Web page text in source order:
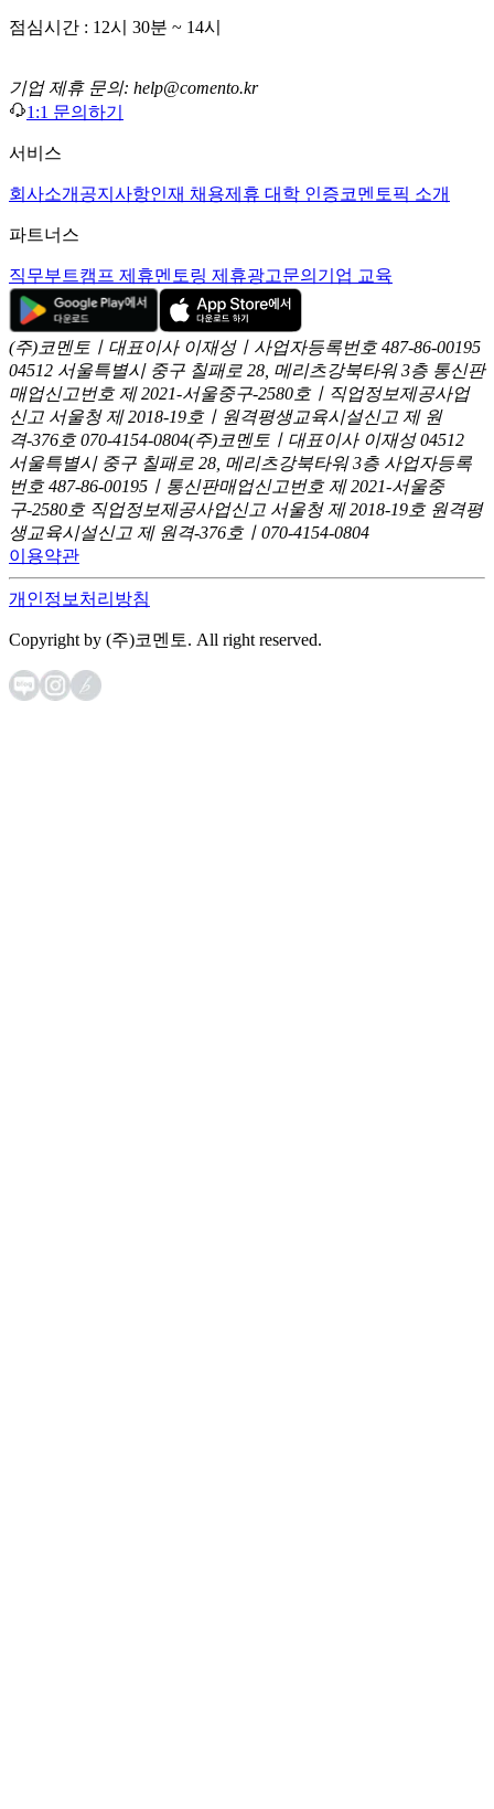
점심시간 : 12시 30분 ~ 14시
기업 제휴 문의: help@comento.kr
1:1 문의하기
서비스
회사소개 공지사항인재 채용제휴 대학 인증코멘토픽 소개
파트너스
직무부트캠프 제휴멘토링 제휴광고문의 기업 교육
(주)코멘토ㅣ대표이사 이재성ㅣ사업자등록번호 487-86-00195
04512 서울특별시 중구 칠패로 28, 메리츠강북타워 3층 통신판
매업신고번호 제 2021-서울중구-2580호ㅣ직업정보제공사업
신고 서울청 제 2018-19호ㅣ원격평생교육시설신고 제 원
격-376호 070-4154-0804(주)코멘토ㅣ대표이사 이재성 04512
서울특별시 중구 칠패로 28, 메리츠강북타워 3층 사업자등록
번호 487-86-00195ㅣ통신판매업신고번호 제 2021-서울중
구-2580호 직업정보제공사업신고 서울청 제 2018-19호 원격평
생교육시설신고 제 원격-376호ㅣ070-4154-0804
이용약관
개인정보처리방침
Copyright by (주)코멘토. All right reserved.